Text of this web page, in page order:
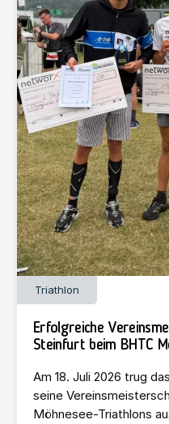
Triathlon
Erfolgreiche
Steinfurt beim BHTC
Am 18. Juli 2026 trug
seine
Möhnesee-Triathlons